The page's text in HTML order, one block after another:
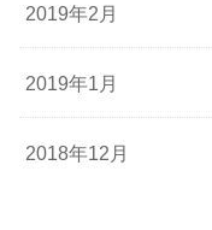
2019年2月
2019年1月
2018年12月